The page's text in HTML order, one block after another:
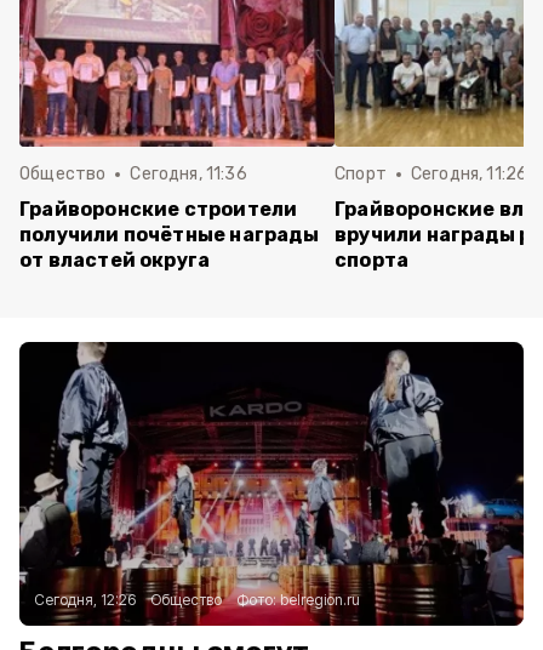
Общество Сегодня, 11:36
Грайворонские строители
получили почётные награды
от властей округа
Спорт Сегодня, 11:26
Грайворонские
вручили награды
спорта
Сегодня, 12:26 Общество Фото:belregion.ru